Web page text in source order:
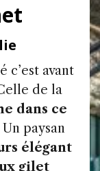
c’est avant
de la
dans ce
Un paysan
élégant
gilet